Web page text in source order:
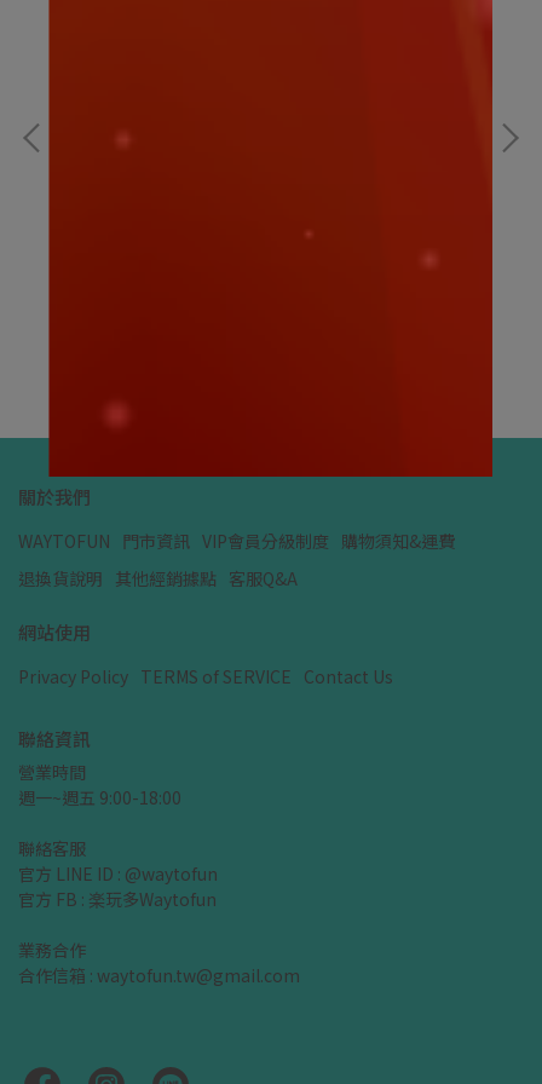
迪士尼｜大頭小身系列 奇奇 坐姿15CM｜迪士尼
關於我們
WAYTOFUN 門市資訊 VIP會員分級制度 購物須知&運費
退換貨說明 其他經銷據點 客服Q&A
網站使用
Privacy Policy TERMS of SERVICE Contact Us
聯絡資訊
營業時間
週一~週五 9:00-18:00
聯絡客服
官方 LINE ID : @waytofun
官方 FB : 楽玩多Waytofun
業務合作
合作信箱 : waytofun.tw@gmail.com